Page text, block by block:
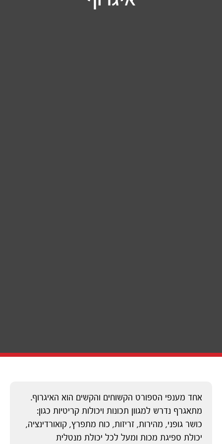
אחד מענפי הספורט הקשוחים והקשים הוא האיגרוף.
מתאגרף נדרש למגוון תכונות ויכולות קריטיות כגון:
כושר גופני, מהירות, זריזות, כוח מתפרץ, קואורדינציה,
יכולת ספיגת מכות ומעל לכל יכולת מנטלית